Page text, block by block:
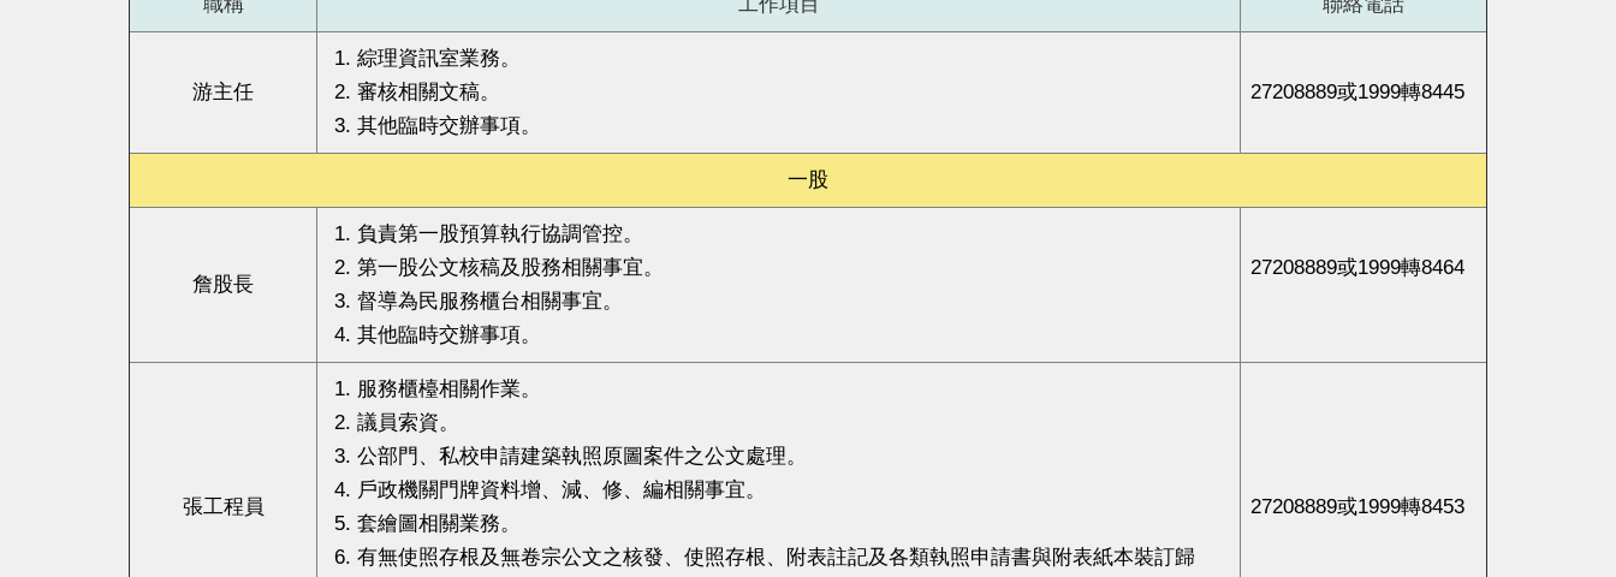
游主任
綜理資訊室業務。
審核相關文稿。
其他臨時交辦事項。
27208889或1999轉8445
一股
詹股長
負責第一股預算執行協調管控。
第一股公文核稿及股務相關事宜。
督導為民服務櫃台相關事宜。
其他臨時交辦事項。
27208889或1999轉8464
張工程員
服務櫃檯相關作業。
議員索資。
公部門、私校申請建築執照原圖案件之公文處理。
戶政機關門牌資料增、減、修、編相關事宜。
套繪圖相關業務。
有無使照存根及無卷宗公文之核發、使照存根、附表註記及各類執照申請書與附表紙本裝訂歸
27208889或1999轉8453